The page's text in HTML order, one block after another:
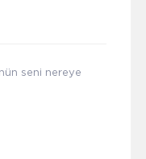
seni nereye